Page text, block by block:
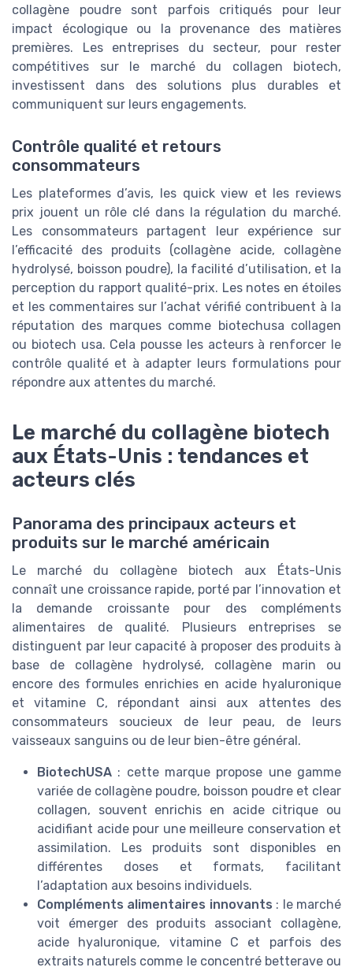
collagène poudre sont parfois critiqués pour leur
impact écologique ou la provenance des matières
premières. Les entreprises du secteur, pour rester
compétitives sur le marché du collagen biotech,
investissent dans des solutions plus durables et
communiquent sur leurs engagements.
Contrôle qualité et retours
consommateurs
Les plateformes d’avis, les quick view et les reviews
prix jouent un rôle clé dans la régulation du marché.
Les consommateurs partagent leur expérience sur
l’efficacité des produits (collagène acide, collagène
hydrolysé, boisson poudre), la facilité d’utilisation, et la
perception du rapport qualité-prix. Les notes en étoiles
et les commentaires sur l’achat vérifié contribuent à la
réputation des marques comme biotechusa collagen
ou biotech usa. Cela pousse les acteurs à renforcer le
contrôle qualité et à adapter leurs formulations pour
répondre aux attentes du marché.
Le marché du collagène biotech
aux États-Unis : tendances et
acteurs clés
Panorama des principaux acteurs et
produits sur le marché américain
Le marché du collagène biotech aux États-Unis
connaît une croissance rapide, porté par l’innovation et
la demande croissante pour des compléments
alimentaires de qualité. Plusieurs entreprises se
distinguent par leur capacité à proposer des produits à
base de collagène hydrolysé, collagène marin ou
encore des formules enrichies en acide hyaluronique
et vitamine C, répondant ainsi aux attentes des
consommateurs soucieux de leur peau, de leurs
vaisseaux sanguins ou de leur bien-être général.
BiotechUSA : cette marque propose une gamme
variée de collagène poudre, boisson poudre et clear
collagen, souvent enrichis en acide citrique ou
acidifiant acide pour une meilleure conservation et
assimilation. Les produits sont disponibles en
différentes doses et formats, facilitant
l’adaptation aux besoins individuels.
Compléments alimentaires innovants : le marché
voit émerger des produits associant collagène,
acide hyaluronique, vitamine C et parfois des
extraits naturels comme le concentré betterave ou